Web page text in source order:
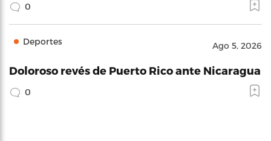
0
Deportes Ago 5, 2026
Doloroso revés de Puerto Rico ante Nicaragua
0